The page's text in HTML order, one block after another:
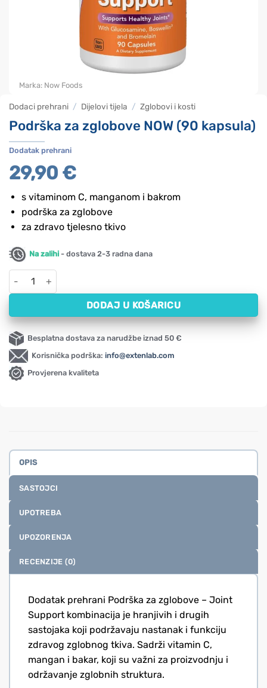
Dodaci prehrani / Dijelovi tijela / Zglobovi i kosti
Podrška za zglobove NOW (90 kapsula)
Dodatak prehrani
29,90 €
s vitaminom C, manganom i bakrom
podrška za zglobove
za zdravo tjelesno tkivo
Na zalihi - dostava 2-3 radna dana
Podrška za zglobove NOW (90 kapsula) količina
DODAJ U KOŠARICU
Besplatna dostava za narudžbe iznad 50 €
Korisnička podrška: info@extenlab.com
Provjerena kvaliteta
Marka: Now Foods
OPIS
SASTOJCI
UPOTREBA
UPOZORENJA
RECENZIJE (0)
Dodatak prehrani Podrška za zglobove – Joint
Support kombinacija je hranjivih i drugih
sastojaka koji podržavaju nastanak i funkciju
zdravog zglobnog tkiva. Sadrži vitamin C,
mangan i bakar, koji su važni za proizvodnju i
održavanje zglobnih struktura.